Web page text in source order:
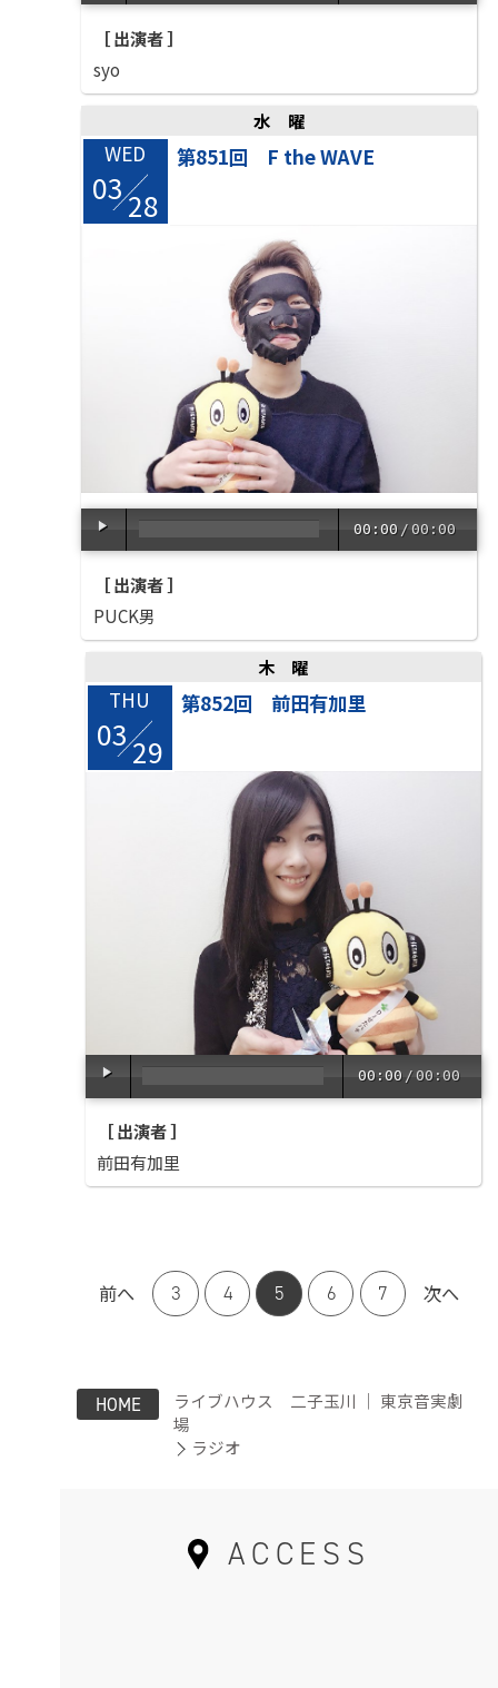
［ 出演者 ］
syo
水曜
WED
0328
第851回 F the WAVE
00:00 /00:00
［ 出演者 ］
PUCK男
木曜
THU
0329
第852回 前田有加里
00:00 /00:00
［ 出演者 ］
前田有加里
前へ 3 4 5 6 7 次へ
HOME
ライブハウス 二子玉川 ｜ 東京音実劇
場
ラジオ
ACCESS